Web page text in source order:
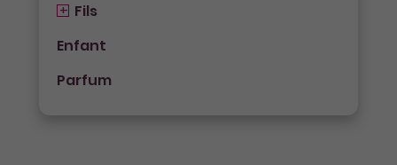
Fils
Enfant
Parfum